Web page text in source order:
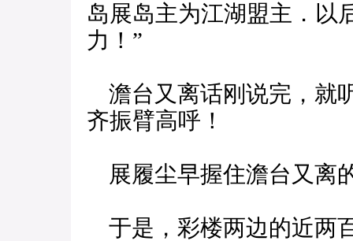
岛展岛主为江湖盟主．以
力！”
澹台又离话刚说完，就
齐振臂高呼！
展履尘早握住澹台又离
于是，彩楼两边的近两